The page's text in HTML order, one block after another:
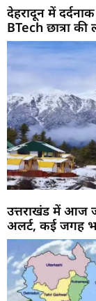
देहरादून में
BTech छात्रा की
उत्तराखंड में आज
अलर्ट, कई जगह